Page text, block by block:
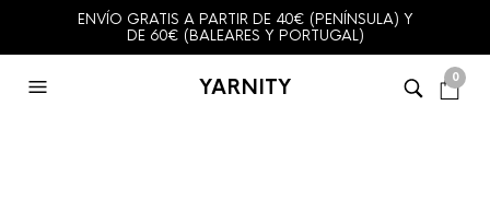
ENVÍO GRATIS A PARTIR DE 40€ (PENÍNSULA) Y
DE 60€ (BALEARES Y PORTUGAL)
YARNITY 0